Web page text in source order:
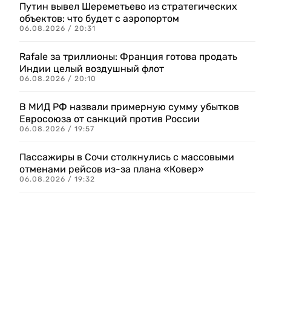
Путин вывел Шереметьево из стратегических
объектов: что будет с аэропортом
06.08.2026 / 20:31
Rafale за триллионы: Франция готова продать
Индии целый воздушный флот
06.08.2026 / 20:10
В МИД РФ назвали примерную сумму убытков
Евросоюза от санкций против России
06.08.2026 / 19:57
Пассажиры в Сочи столкнулись с массовыми
отменами рейсов из-за плана «Ковер»
06.08.2026 / 19:32